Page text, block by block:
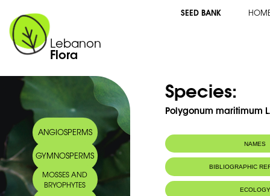
Lebanon
Flora
SEED BANK
ANGIOSPERMS
GYMNOSPERMS
MOSSES AND
BRYOPHYTES
Species:
Polygonum maritimum
NAMES
BIBLIOGRAPHIC
ECOLOGY